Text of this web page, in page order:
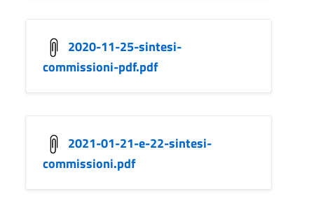
2020-11-25-sintesi-
commissioni-pdf.pdf
2021-01-21-e-22-sintesi-
commissioni.pdf